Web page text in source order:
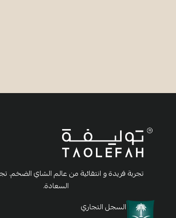
تجربة فريدة و انتقائية من عالم الشاي الضخم.
السعادة.
السجل التجاري